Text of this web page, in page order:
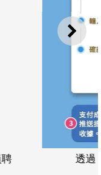
下一
性制度供款